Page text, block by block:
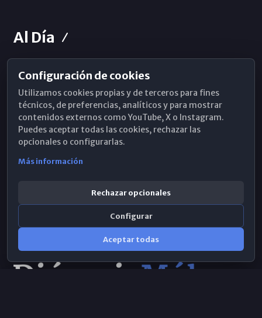
Al Día
Horarios de Misa
Hemeroteca
WhatsApp
Configuración de cookies
Utilizamos cookies propias y de terceros para fines
técnicos, de preferencias, analíticos y para mostrar
contenidos externos como YouTube, X o Instagram.
Puedes aceptar todas las cookies, rechazar las
opcionales o configurarlas.
Más información
Rechazar opcionales
Configurar
Aceptar todas